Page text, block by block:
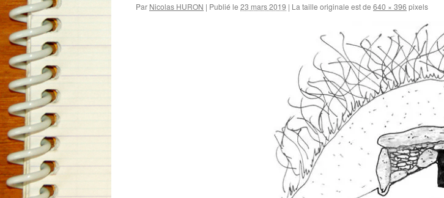
Par Nicolas HURON | Publié le 23 mars 2019 | La taille originale est de 640 × 396 pixels